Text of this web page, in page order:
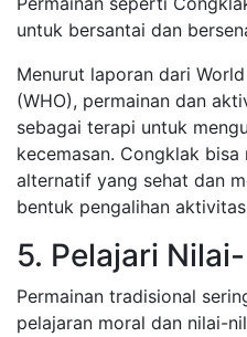
untuk bersantai dan
Menurut laporan dari
(WHO), permainan dan
sebagai terapi untuk
kecemasan. Congklak bisa
alternatif yang sehat dan
bentuk pengalihan
5. Pelajari
Permainan tradisional
pelajaran moral dan nilai-